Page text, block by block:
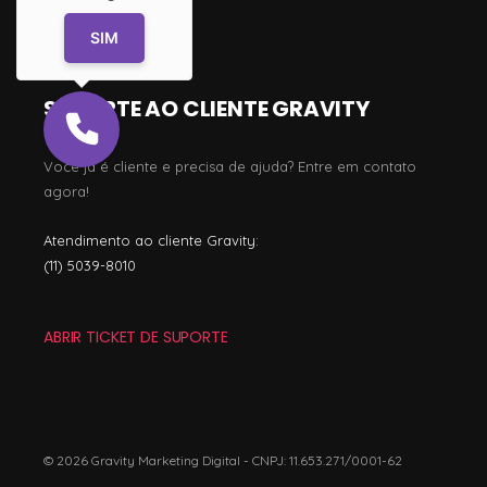
(11) 3042-8000
SUPORTE AO CLIENTE GRAVITY
Você já é cliente e precisa de ajuda? Entre em contato
agora!
Atendimento ao cliente Gravity:
(11) 5039-8010
ABRIR TICKET DE SUPORTE
© 2026 Gravity Marketing Digital - CNPJ: 11.653.271/0001-62
SIM